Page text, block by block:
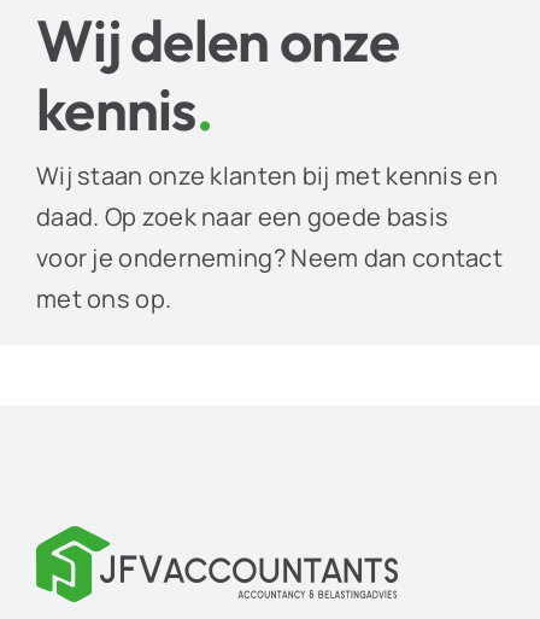
Wij delen onze
kennis.
Wij staan onze klanten bij met kennis en
daad. Op zoek naar een goede basis
voor je onderneming? Neem dan contact
met ons op.